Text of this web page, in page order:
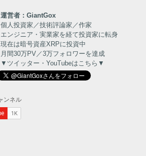
運営者：GiantGox
個人投資家／技術評論家／作家
エンジニア・実業家を経て投資家に転身
現在は暗号資産XRPに投資中
月間30万PV／3万フォロワーを達成
▼ツイッター・YouTubeはこちら▼